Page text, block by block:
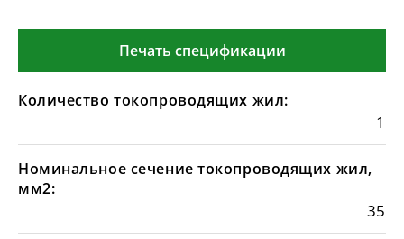
Печать спецификации
Количество токопроводящих жил:
1
Номинальное сечение токопроводящих жил,
мм2:
35